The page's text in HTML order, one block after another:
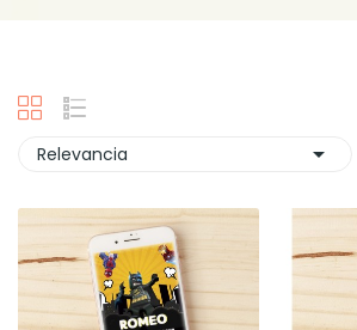
Relevancia 